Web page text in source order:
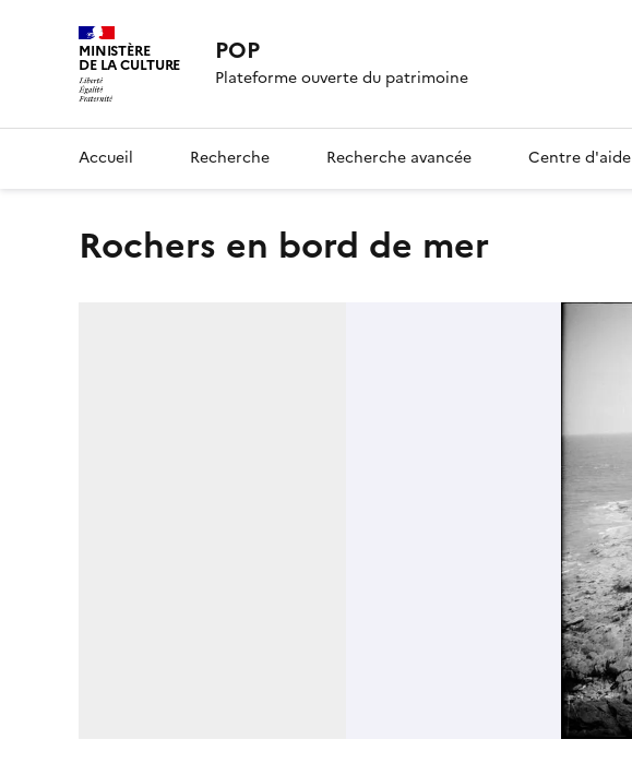
MINISTÈRE
DE LA CULTURE POP
Plateforme ouverte du patrimoine
Accueil Recherche Recherche avancée Centre d'aide
Rochers en bord de mer